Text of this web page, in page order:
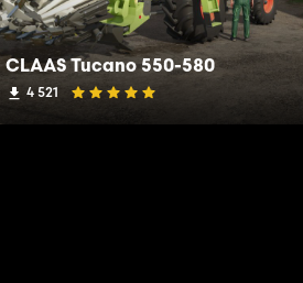
CLAAS Tucano 550-580
4 521